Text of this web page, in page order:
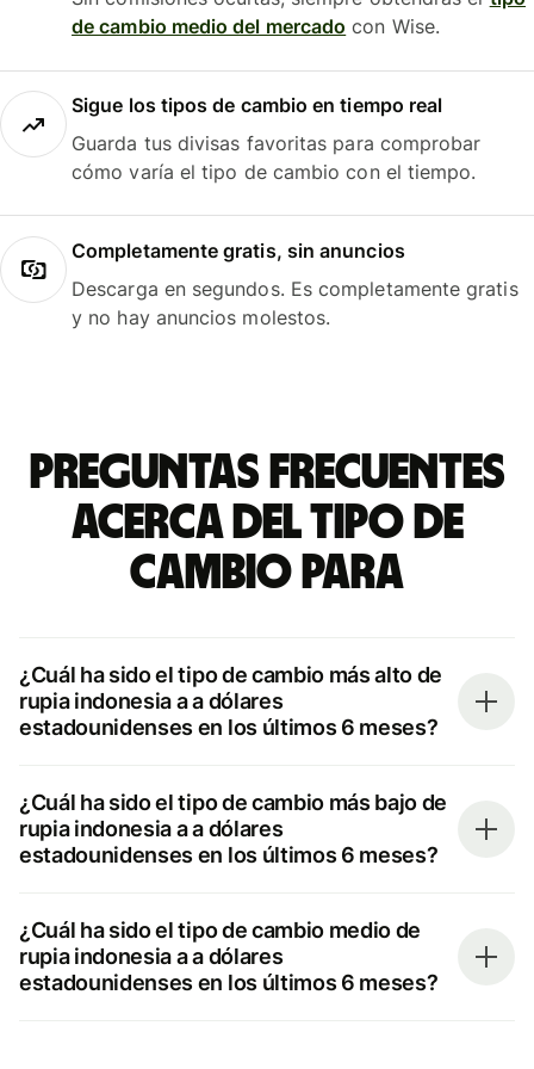
de cambio medio del mercado con Wise.
Sigue los tipos de cambio en tiempo real
Guarda tus divisas favoritas para comprobar
cómo varía el tipo de cambio con el tiempo.
Completamente gratis, sin anuncios
Descarga en segundos. Es completamente gratis
y no hay anuncios molestos.
Preguntas frecuentes
acerca del tipo de
cambio para
¿Cuál ha sido el tipo de cambio más alto de
rupia indonesia a a dólares
estadounidenses en los últimos 6 meses?
¿Cuál ha sido el tipo de cambio más bajo de
rupia indonesia a a dólares
estadounidenses en los últimos 6 meses?
¿Cuál ha sido el tipo de cambio medio de
rupia indonesia a a dólares
estadounidenses en los últimos 6 meses?